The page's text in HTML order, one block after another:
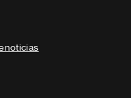
noticias